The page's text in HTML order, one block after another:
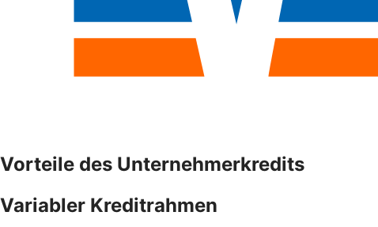
Vorteile des Unternehmerkredits
Variabler Kreditrahmen